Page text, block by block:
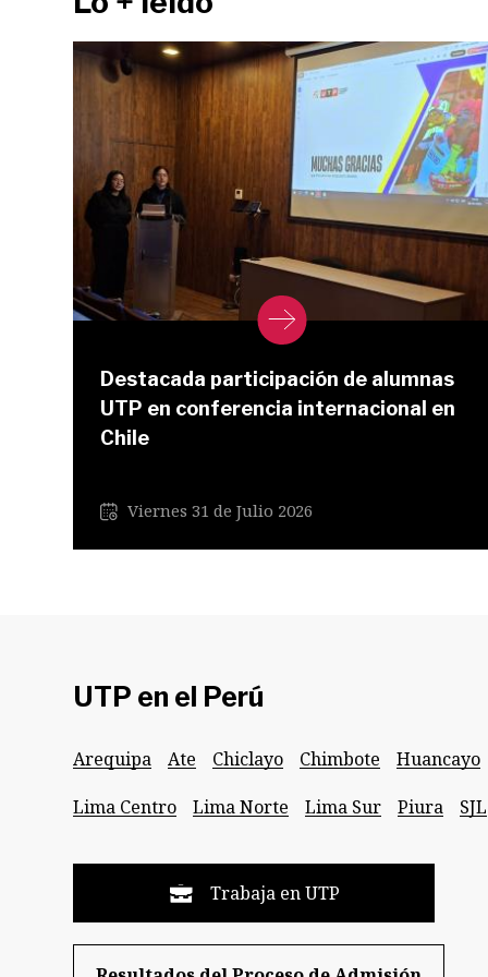
Destacada participación de alumnas
UTP en conferencia internacional en
Chile
Viernes 31 de Julio 2026
UTP en el Perú
Arequipa Ate Chiclayo Chimbote Huancayo
Lima Centro
Lima Norte Lima Sur Piura SJL
Trabaja en UTP